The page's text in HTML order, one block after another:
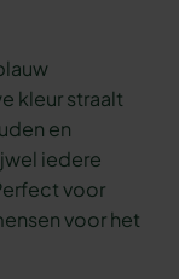
kleur straalt
en
iedere
voor
voor het